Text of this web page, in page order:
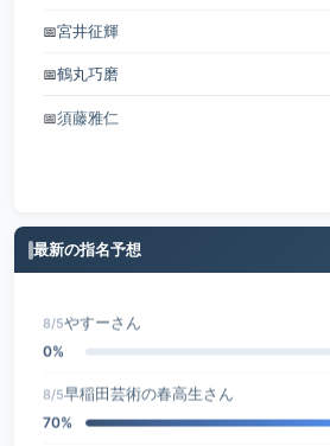
📅宮井征輝
📅鶴丸巧磨
📅須藤雅仁
最新の指名予想
8/5やすーさん
0%
8/5 早稲田芸術の春高生さん
70%